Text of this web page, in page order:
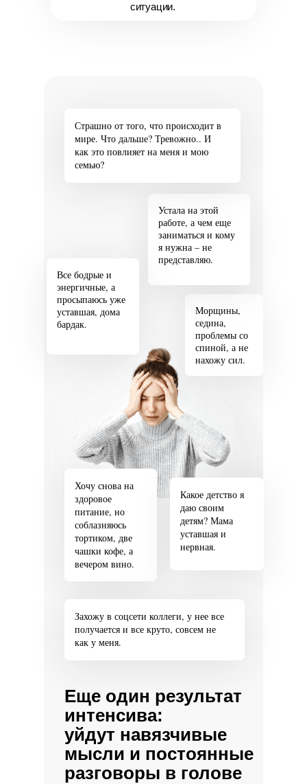
ситуации.
Хочу снова на
здоровое
питание, но
соблазняюсь
тортиком, две
чашки кофе, а
вечером вино.
Устала на этой
работе, а чем еще
заниматься и кому
я нужна – не
представляю.
Какое детство я
даю своим
детям? Мама
уставшая и
нервная.
Еще один результат
интенсива:
уйдут навязчивые
мысли и постоянные
разговоры в голове
Морщины,
седина,
проблемы со
спиной, а не
нахожу сил.
Все бодрые и
энергичные, а
просыпаюсь уже
уставшая, дома
бардак.
Страшно от того, что происходит в
мире. Что дальше? Тревожно.. И
как это повлияет на меня и мою
семью?
Захожу в соцсети коллеги, у нее все
получается и все круто, совсем не
как у меня.